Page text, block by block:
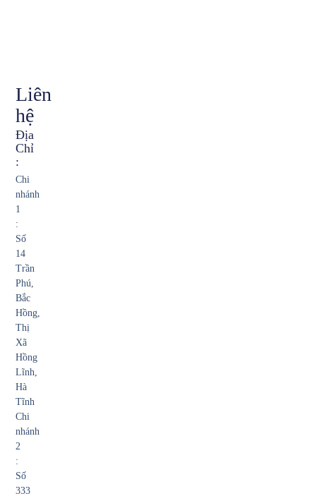
Liên
hệ
Địa
Chỉ
:
Chi
nhánh
1
:
Số
14
Trần
Phú,
Bắc
Hồng,
Thị
Xã
Hồng
Lĩnh,
Hà
Tĩnh
Chi
nhánh
2
:
Số
333